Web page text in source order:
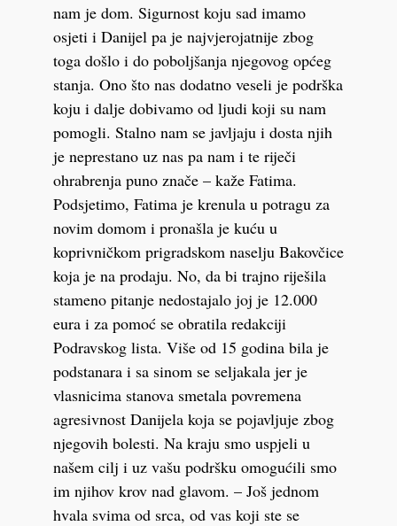
nam je dom. Sigurnost koju sad imamo
osjeti i Danijel pa je najvjerojatnije zbog
toga došlo i do poboljšanja njegovog općeg
stanja. Ono što nas dodatno veseli je podrška
koju i dalje dobivamo od ljudi koji su nam
pomogli. Stalno nam se javljaju i dosta njih
je neprestano uz nas pa nam i te riječi
ohrabrenja puno znače – kaže Fatima.
Podsjetimo, Fatima je krenula u potragu za
novim domom i pronašla je kuću u
koprivničkom prigradskom naselju Bakovčice
koja je na prodaju. No, da bi trajno riješila
stameno pitanje nedostajalo joj je 12.000
eura i za pomoć se obratila redakciji
Podravskog lista. Više od 15 godina bila je
podstanara i sa sinom se seljakala jer je
vlasnicima stanova smetala povremena
agresivnost Danijela koja se pojavljuje zbog
njegovih bolesti. Na kraju smo uspjeli u
našem cilj i uz vašu podršku omogućili smo
im njihov krov nad glavom. – Još jednom
hvala svima od srca, od vas koji ste se